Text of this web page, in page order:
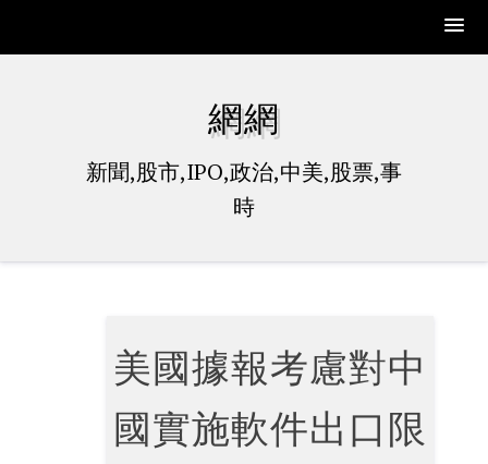
網網
新聞,股市,IPO,政治,中美,股票,事
時
美國據報考慮對中
國實施軟件出口限